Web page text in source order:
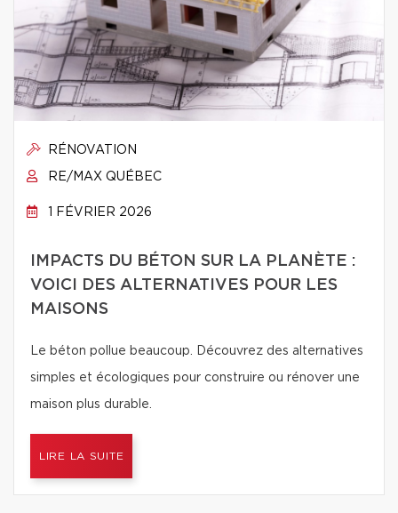
RÉNOVATION
RE/MAX QUÉBEC
1 FÉVRIER 2026
IMPACTS DU BÉTON SUR LA PLANÈTE :
VOICI DES ALTERNATIVES POUR LES
MAISONS
Le béton pollue beaucoup. Découvrez des alternatives
simples et écologiques pour construire ou rénover une
maison plus durable.
LIRE LA SUITE